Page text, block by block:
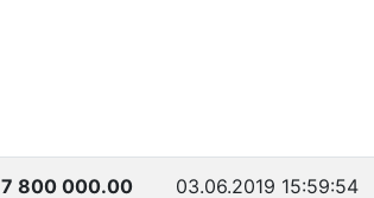
7 800 000.00 03.06.2019 15:59:54